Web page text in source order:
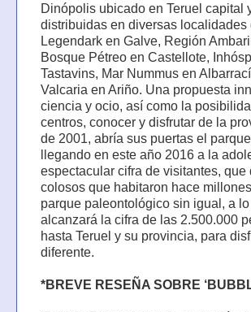
Dinópolis ubicado en Teruel capital
distribuidas en diversas localidades
Legendark en Galve, Región
Bosque Pétreo en Castellote,
Tastavins, Mar Nummus en
Valcaria en Ariño. Una propuesta
ciencia y ocio, así como la
centros, conocer y disfrutar de la
de 2001, abría sus puertas el
llegando en este año 2016 a la
espectacular cifra de visitantes,
colosos que habitaron hace
parque paleontológico sin igual, a
alcanzará la cifra de las 2.500.000
hasta Teruel y su provincia, para
diferente.
*BREVE RESEÑA SOBRE